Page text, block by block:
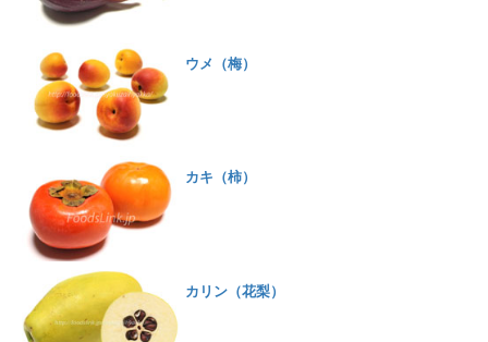
ウメ（梅）
カキ（柿）
カリン（花梨）